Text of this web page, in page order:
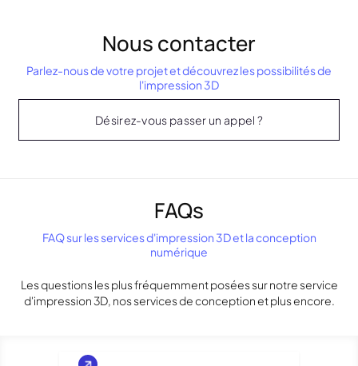
Nous contacter
Parlez-nous de votre projet et découvrez les possibilités de
l'impression 3D
Désirez-vous passer un appel ?
FAQs
FAQ sur les services d'impression 3D et la conception
numérique
Les questions les plus fréquemment posées sur notre service
d'impression 3D, nos services de conception et plus encore.